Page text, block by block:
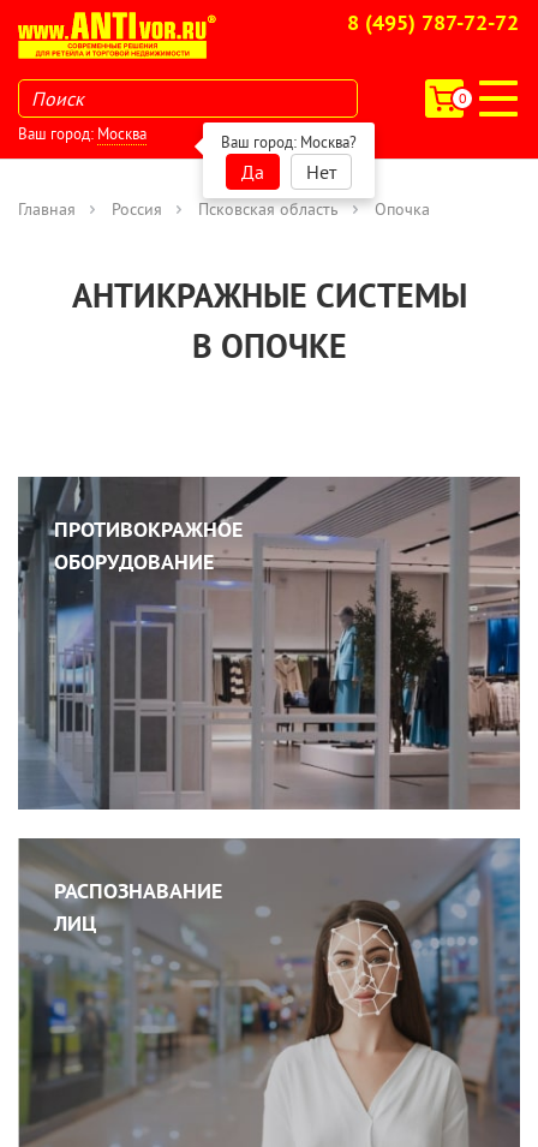
8 (495) 787-72-72
0
Ваш город: Москва Ваш город: Москва?
Да Нет
Главная Россия Псковская область Опочка
АНТИКРАЖНЫЕ СИСТЕМЫ
В ОПОЧКЕ
ПРОТИВОКРАЖНОЕ
ОБОРУДОВАНИЕ
РАСПОЗНАВАНИЕ
ЛИЦ